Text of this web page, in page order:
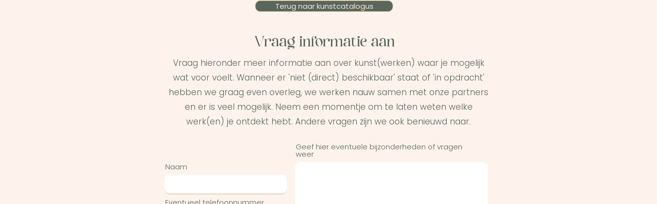
Terug naar kunstcatalogus
Vraag informatie aan
Vraag hieronder meer informatie aan over kunst(werken) waar je mogelijk
wat voor voelt. Wanneer er 'niet (direct) beschikbaar' staat of 'in opdracht'
hebben we graag even overleg, we werken nauw samen met onze partners
en er is veel mogelijk. Neem een momentje om te laten weten welke
werk(en) je ontdekt hebt. Andere vragen zijn we ook benieuwd naar.
Naam
Geef hier eventuele bijzonderheden of vragen
weer